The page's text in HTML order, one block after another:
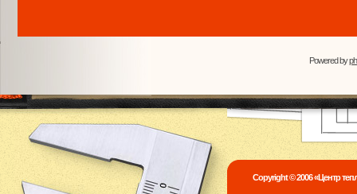
Powered by
Copyright © 2006 «Центр